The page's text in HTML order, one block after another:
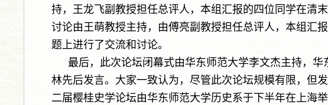
持，王龙飞副教授担任总评人，本组汇报的四位同学在清
讨论由王萌教授主持，由傅亮副教授担任总评人，本组汇
题上进行了交流和讨论。
最后，此次论坛闭幕式由华东师范大学李文杰主持，
林先后发言。大家一致认为，尽管此次论坛规模有限，但
二届樱桂史学论坛由华东师范大学历史系于下半年在上海举